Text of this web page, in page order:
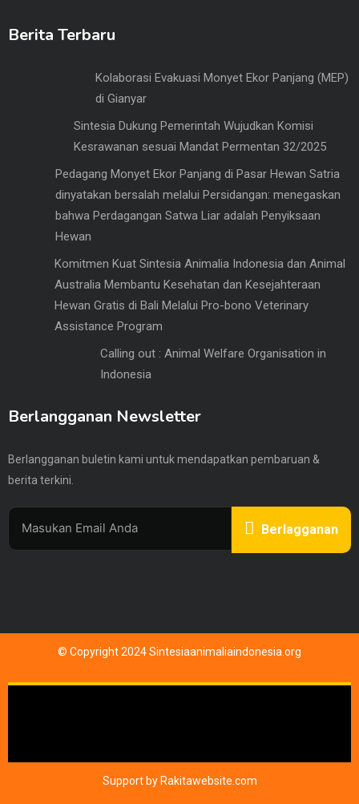
Berita Terbaru
Kolaborasi Evakuasi Monyet Ekor Panjang (MEP)
di Gianyar
Sintesia Dukung Pemerintah Wujudkan Komisi
Kesrawanan sesuai Mandat Permentan 32/2025
Pedagang Monyet Ekor Panjang di Pasar Hewan Satria
dinyatakan bersalah melalui Persidangan: menegaskan
bahwa Perdagangan Satwa Liar adalah Penyiksaan
Hewan
Komitmen Kuat Sintesia Animalia Indonesia dan Animal
Australia Membantu Kesehatan dan Kesejahteraan
Hewan Gratis di Bali Melalui Pro-bono Veterinary
Assistance Program
Calling out : Animal Welfare Organisation in
Indonesia
Berlangganan Newsletter
Berlangganan buletin kami untuk mendapatkan pembaruan &
berita terkini.
Berlagganan
© Copyright 2024 Sintesiaanimaliaindonesia.org
Support by Rakitawebsite.com